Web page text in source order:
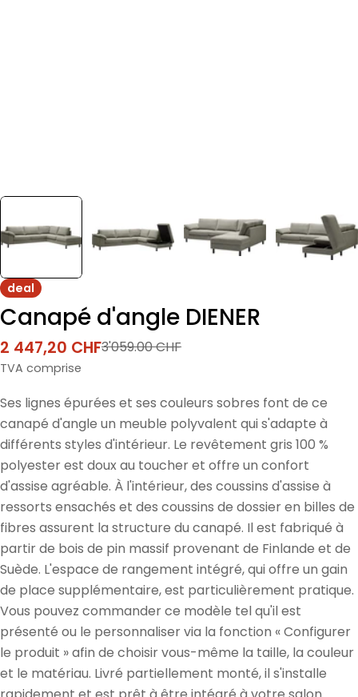
deal
Canapé d'angle DIENER
Prix
de
2 447,20 CHF
Prix
normal
3'059.00 CHF
TVA comprise
Ses lignes épurées et ses couleurs sobres font de ce
canapé d'angle un meuble polyvalent qui s'adapte à
différents styles d'intérieur. Le revêtement gris 100 %
polyester est doux au toucher et offre un confort
d'assise agréable. À l'intérieur, des coussins d'assise à
ressorts ensachés et des coussins de dossier en billes de
fibres assurent la structure du canapé. Il est fabriqué à
partir de bois de pin massif provenant de Finlande et de
Suède. L'espace de rangement intégré, qui offre un gain
de place supplémentaire, est particulièrement pratique.
Vous pouvez commander ce modèle tel qu'il est
présenté ou le personnaliser via la fonction « Configurer
le produit » afin de choisir vous-même la taille, la couleur
et le matériau. Livré partiellement monté, il s'installe